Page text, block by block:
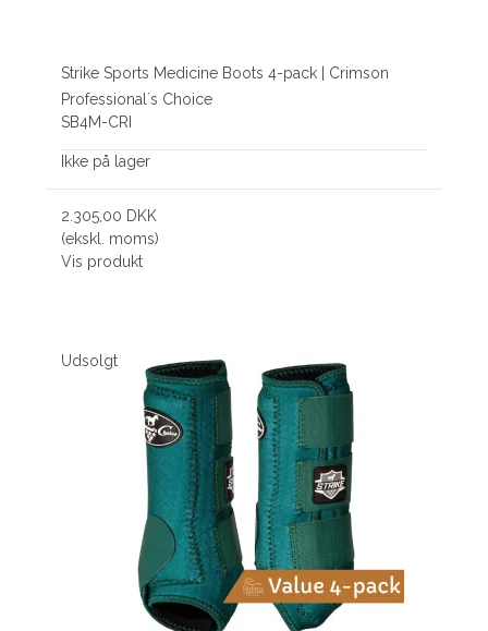
Strike Sports Medicine Boots 4-pack | Crimson
Professional´s Choice
SB4M-CRI
Ikke på lager
2.305,00 DKK
(ekskl. moms)
Vis produkt
Udsolgt